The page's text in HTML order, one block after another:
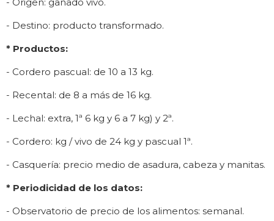
- Origen: ganado vivo.
- Destino: producto transformado.
* Productos:
- Cordero pascual: de 10 a 13 kg.
- Recental: de 8 a más de 16 kg.
- Lechal: extra, 1ª 6 kg y 6 a 7 kg) y 2ª.
- Cordero: kg / vivo de 24 kg y pascual 1ª.
- Casquería: precio medio de asadura, cabeza y manitas.
* Periodicidad de los datos:
- Observatorio de precio de los alimentos: semanal.